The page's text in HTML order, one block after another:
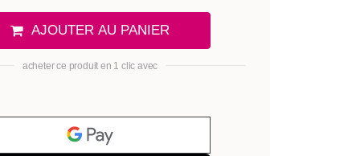
AJOUTER AU PANIER
acheter ce produit en 1 clic avec